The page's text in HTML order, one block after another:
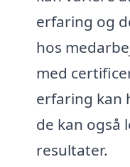
erfaring og
hos
med
erfaring kan
de kan også
resultater.